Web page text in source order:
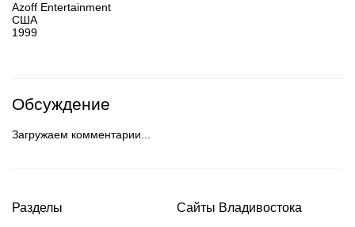
Azoff Entertainment
США
1999
Обсуждение
Загружаем комментарии...
Разделы Сайты Владивостока